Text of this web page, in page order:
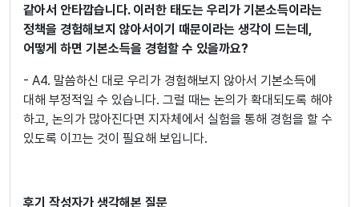
같아서 안타깝습니다. 이러한 태도는 우리가 기본소득이라는
정책을 경험해보지 않아서이기 때문이라는 생각이 드는데,
어떻게 하면 기본소득을 경험할 수 있을까요?
- A4. 말씀하신 대로 우리가 경험해보지 않아서 기본소득에
대해 부정적일 수 있습니다. 그럴 때는 논의가 확대되도록 해야
하고, 논의가 많아진다면 지자체에서 실험을 통해 경험을 할 수
있도록 이끄는 것이 필요해 보입니다.
후기 작성자가 생각해본 질문